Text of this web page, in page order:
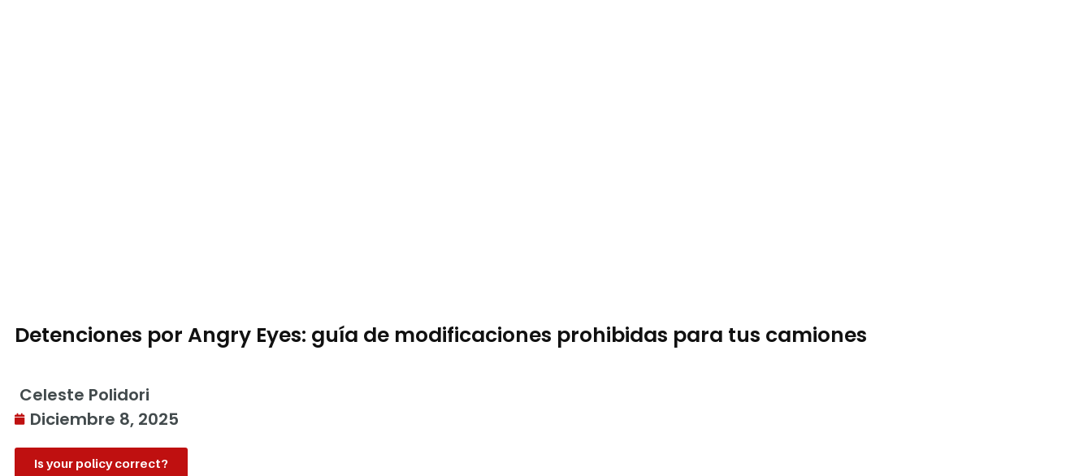
Detenciones por Angry Eyes: guía de modificaciones prohibidas para tus camiones
Celeste Polidori
Diciembre 8, 2025
Is your policy correct?